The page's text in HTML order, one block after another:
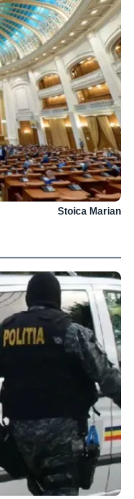
Stoica Marian